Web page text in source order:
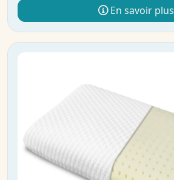
En savoir plus